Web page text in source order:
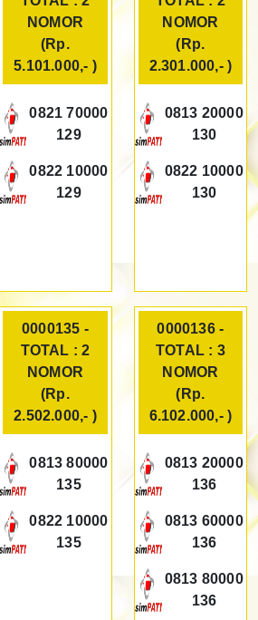
NOMOR
(Rp.
5.101.000,- )
0821 70000
129
0822 10000
129
NOMOR
(Rp.
2.301.000,- )
0813 20000
130
0822 10000
130
0000135 -
TOTAL : 2
NOMOR
(Rp.
2.502.000,- )
0813 80000
135
0822 10000
135
0000136 -
TOTAL : 3
NOMOR
(Rp.
6.102.000,- )
0813 20000
136
0813 60000
136
0813 80000
136